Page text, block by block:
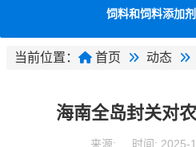
饲料和饲料添加
当前位置： 首页 动态
海南全岛封关对
来源: 时间: 2025-